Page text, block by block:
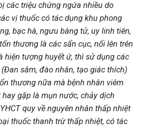
các triệu chứng ngứa nhiều do
vị thuốc có tác dụng khu phong
bạc hà, ngưu bàng tử, uy linh tiên,
thương là các sẩn cục, nổi lên trên
hiện tượng huyết ứ, thì sử dụng các
sâm, đào nhân, tạo giác thích)
thương nữa mà bệnh nhân viêm
gặp là mụn nước, chảy dịch
quy về nguyên nhân thấp nhiệt
thuốc thanh trừ thấp nhiệt, có tác